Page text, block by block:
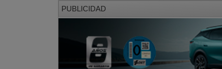
PUBLICIDAD